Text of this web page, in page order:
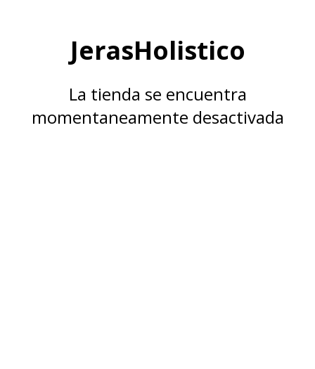
JerasHolistico
La tienda se encuentra
momentaneamente desactivada